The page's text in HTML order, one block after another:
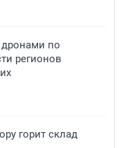
по
регионов
горит склад